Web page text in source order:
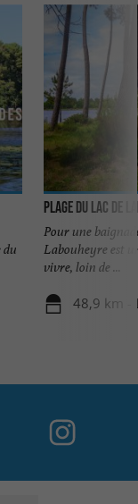
du
Plage du Lac de
Pour une
Labouheyre est
vivre, loin de ...
48,9 km -